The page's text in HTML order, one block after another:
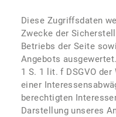
Diese Zugriffsdaten
Zwecke der
Betriebs der Seite
Angebots
1 S. 1 lit. f DSGVO
einer
berechtigten
Darstellung unseres